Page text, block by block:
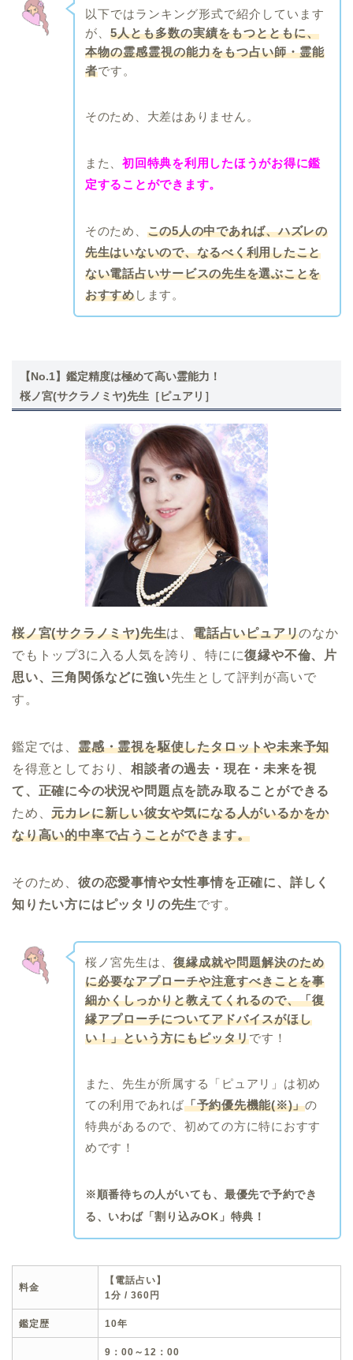
以下ではランキング形式で紹介しています
が、 5人とも多数の実績をもつとともに、
本物の霊感霊視の能力をもつ占い師・霊能
者です。
そのため、大差はありません。
また、初回特典を利用したほうがお得に鑑
定することができます。
そのため、 この5人の中であれば、ハズレの
先生はいないので、なるべく利用したこと
ない電話占いサービスの先生を選ぶことを
おすすめします。
【No.1】鑑定精度は極めて高い霊能力！
桜ノ宮(サクラノミヤ)先生［ピュアリ］
桜ノ宮(サクラノミヤ)先生は、電話占いピュアリのなか
でもトップ3に入る人気を誇り、特にに復縁や不倫、片
思い、三角関係などに強い先生として評判が高いで
す。
鑑定では、 霊感・霊視を駆使したタロットや未来予知
を得意としており、相談者の過去・現在・未来を視
て、正確に今の状況や問題点を読み取ることができる
ため、元カレに新しい彼女や気になる人がいるかをか
なり高い的中率で占うことができます。
そのため、 彼の恋愛事情や女性事情を正確に、詳しく
知りたい方にはピッタリの先生です。
桜ノ宮先生は、 復縁成就や問題解決のため
に必要なアプローチや注意すべきことを事
細かくしっかりと教えてくれるので、「復
縁アプローチについてアドバイスがほし
い！」という方にもピッタリです！
また、先生が所属する「ピュアリ」は初め
ての利用であれば「予約優先機能(※)」の
特典があるので、初めての方に特におすす
めです！
※順番待ちの人がいても、最優先で予約でき
る、いわば「割り込みOK」特典！
料金
【 電話占い】
1分 / 360円
鑑定歴 10年
9：00～12：00